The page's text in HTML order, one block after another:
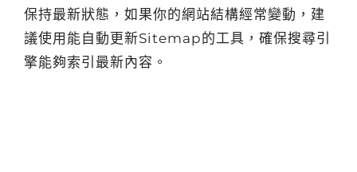
保持最新狀態，如果你的網站結構經常變動，建
議使用能自動更新Sitemap的工具，確保搜尋引
擎能夠索引最新內容。